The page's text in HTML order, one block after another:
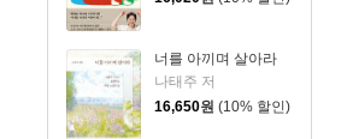
너를 아끼며 살아라
나태주 저
16,650원 (10% 할인)